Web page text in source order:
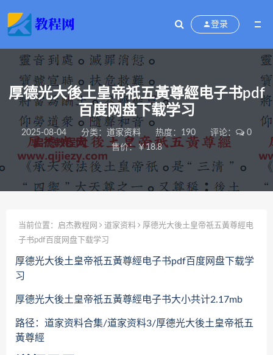
登录
厚德光大後土皇帝祇五黃尊經电子书pdf
百度网盘下载学习
2025-08-04 分类： 道家资料 热度：190 评论：
0
售价：￥18.8
当前位置： 启杰教程网 道家资料
厚德光大後土皇帝祇五黃尊經电
子书pdf百度网盘下载学习
厚德光大後土皇帝祇五黃尊經电子书pdf百度网盘下载学
习
厚德光大後土皇帝祇五黃尊經电子书大小共计2.17mb
路径：道家资料合集/道家资料3/厚德光大後土皇帝祇五
黃尊經